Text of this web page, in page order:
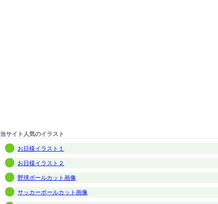
当サイト人気のイラスト
お日様イラスト１
お日様イラスト２
野球ボールカット画像
サッカーボールカット画像